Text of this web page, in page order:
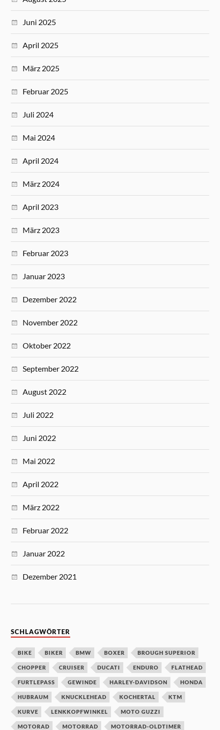
Juni 2025
April 2025
März 2025
Februar 2025
Juli 2024
Mai 2024
April 2024
März 2024
April 2023
März 2023
Februar 2023
Januar 2023
Dezember 2022
November 2022
Oktober 2022
September 2022
August 2022
Juli 2022
Juni 2022
Mai 2022
April 2022
März 2022
Februar 2022
Januar 2022
Dezember 2021
SCHLAGWÖRTER
BIKE BIKER BMW BOXER BROUGH SUPERIOR
CHOPPER CRUISER DUCATI ENDURO FLATHEAD
FURTLEPASS GEWINDE HARLEY-DAVIDSON HONDA
HUBRAUM KNUCKLEHEAD KOCHERTAL KTM
KURVE LENKKOPFWINKEL MOTO GUZZI
MOTORAD MOTORRAD MOTORRAD-OLDTIMER